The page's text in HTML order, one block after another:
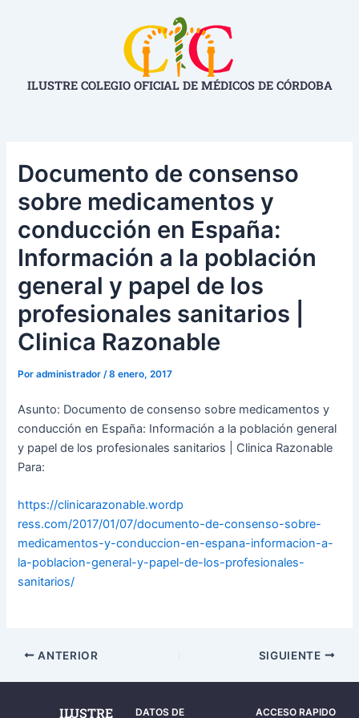
ILUSTRE COLEGIO OFICIAL DE MÉDICOS DE CÓRDOBA
Documento de consenso
sobre medicamentos y
conducción en España:
Información a la población
general y papel de los
profesionales sanitarios |
Clinica Razonable
Poradministrador /8 enero, 2017
Asunto: Documento de consenso sobre medicamentos y
conducción en España: Información a la población general
y papel de los profesionales sanitarios | Clinica Razonable
Para:
https://clinicarazonable.wordp
ress.com/2017/01/07/documento-de-consenso-sobre-
medicamentos-y-conduccion-en-espana-informacion-a-
la-poblacion-general-y-papel-de-los-profesionales-
sanitarios/
ANTERIOR SIGUIENTE
ILUSTRE DATOS DE ACCESO RAPIDO